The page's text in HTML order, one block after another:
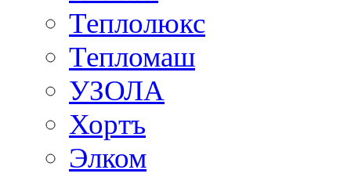
Теплолюкс
Тепломаш
УЗОЛА
Хортъ
Элком